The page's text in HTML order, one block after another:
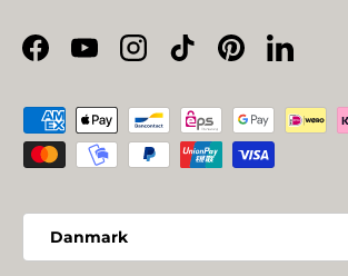
Facebook
YouTubeInstagram
TikTokPinterestLinkedIn
Betalingsmetoder
Danmark